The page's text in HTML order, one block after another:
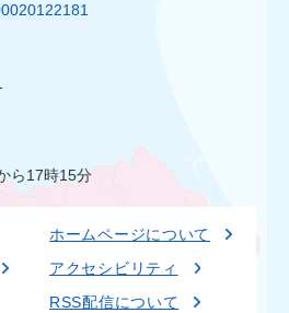
ら17時15分
ホームページについて
アクセシビリティ
RSS配信について